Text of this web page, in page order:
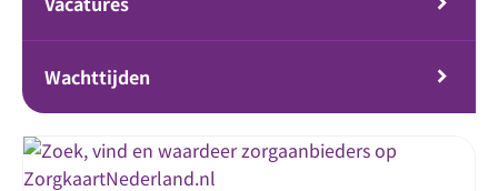
Wachttijden